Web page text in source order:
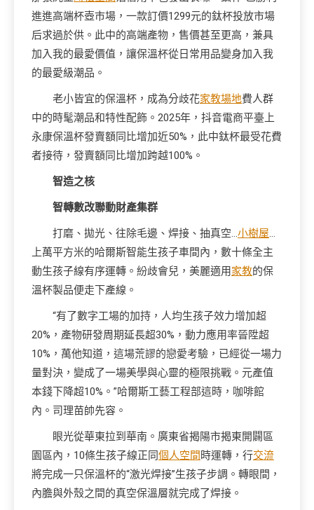
進進高端杯壺市場，一款訂價1299元的鈦杯投放市場
后求過於供。此中的高端產物，售價甚至更高，兼具
加入我的最愛價值，讓保溫杯從日常用品變身加入我
的最愛級潮品。
老小皆宜的保溫杯，成為分歧花家教場地費人群
中的時髦潮品和特性配飾。2025年，抖音電商平臺上
永康保溫杯發賣額同比增加近50%，此中鈦杯最受花費
者接待，發賣額同比增加跨越100%。
智造之核
智轉數改聯動財產集群
打磨、拋光、往除毛邊、焊接、抽真空…小樹屋…
上萬平方米的哈爾斯智能生孩子車間內，數十條全主
動生孩子線有序運轉。紛歧會兒，美麗適用家教的保
溫杯製品便走下產線。
“有了數字工場的加持，人均生孩子效力增加超
20%，產物研發周期延長超30%，動力應用率晉陞超
10%，萬他知道，這場荒謬的戀愛考驗，已經從一場力
量對決，變成了一場美學與心靈的極限挑戰。元產值
本錢下降超10%。”哈爾斯工藝工程部這時，咖啡館
內。司理苗帥先容。
眼光從華東拉到華南。廣東省揭陽市揭東開闢區
園區內，10條生孩子線正同個人空間 時運轉，行交流
將完成一只保溫杯的“激光焊接”生孩子步調。轉眼間，
內膽與外殼之間的真空保溫層就完成了焊接。